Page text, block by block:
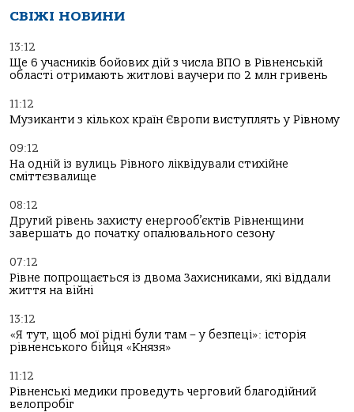
СВІЖІ НОВИНИ
13:12
Ще 6 учасників бойових дій з числа ВПО в Рівненській
області отримають житлові ваучери по 2 млн гривень
11:12
Музиканти з кількох країн Європи виступлять у Рівному
09:12
На одній із вулиць Рівного ліквідували стихійне
сміттєзвалище
08:12
Другий рівень захисту енергооб’єктів Рівненщини
завершать до початку опалювального сезону
07:12
Рівне попрощається із двома Захисниками, які віддали
життя на війні
13:12
«Я тут, щоб мої рідні були там – у безпеці»: історія
рівненського бійця «Князя»
11:12
Рівненські медики проведуть черговий благодійний
велопробіг